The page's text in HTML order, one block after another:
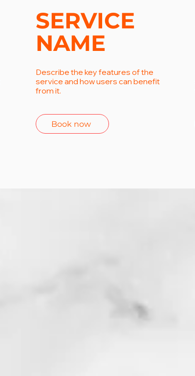
SERVICE
NAME
Describe the key features of the
service and how users can benefit
from it.
Book now